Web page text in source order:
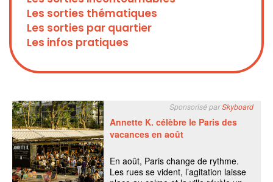
Les sorties thématiques
Les sorties par quartier
Les infos pratiques